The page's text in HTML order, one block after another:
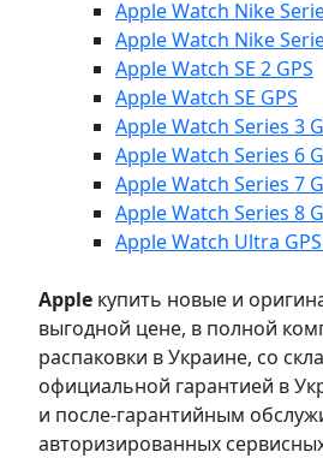
Apple Watch Nike
Apple Watch Nike
Apple Watch SE 2 GPS
Apple Watch SE GPS
Apple Watch Series 3
Apple Watch Series 6
Apple Watch Series 7
Apple Watch Series 8
Apple Watch Ultra
Apple купить новые и
выгодной цене, в полной
распаковки в Украине, со
официальной гарантией в
и после-гарантийным
авторизированных